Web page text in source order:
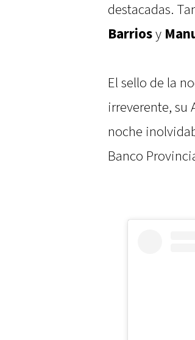
destacadas.
Barriosy
El sello de la
irreverente, su
noche
Banco